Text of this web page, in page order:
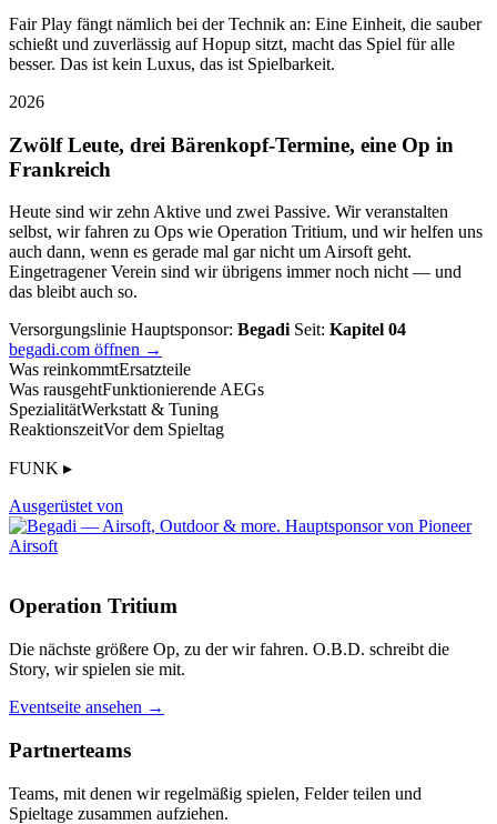
Fair Play fängt nämlich bei der Technik an: Eine Einheit, die sauber
schießt und zuverlässig auf Hopup sitzt, macht das Spiel für alle
besser. Das ist kein Luxus, das ist Spielbarkeit.
2026
Zwölf Leute, drei Bärenkopf-Termine, eine Op in
Frankreich
Heute sind wir zehn Aktive und zwei Passive. Wir veranstalten
selbst, wir fahren zu Ops wie Operation Tritium, und wir helfen uns
auch dann, wenn es gerade mal gar nicht um Airsoft geht.
Eingetragener Verein sind wir übrigens immer noch nicht — und
das bleibt auch so.
Versorgungslinie Hauptsponsor: Begadi Seit: Kapitel 04
begadi.com öffnen →
Was reinkommtErsatzteile
Was rausgehtFunktionierende AEGs
SpezialitätWerkstatt & Tuning
ReaktionszeitVor dem Spieltag
FUNK ▸
Ausgerüstet von
Operation Tritium
Die nächste größere Op, zu der wir fahren. O.B.D. schreibt die
Story, wir spielen sie mit.
Eventseite ansehen →
Partnerteams
Teams, mit denen wir regelmäßig spielen, Felder teilen und
Spieltage zusammen aufziehen.